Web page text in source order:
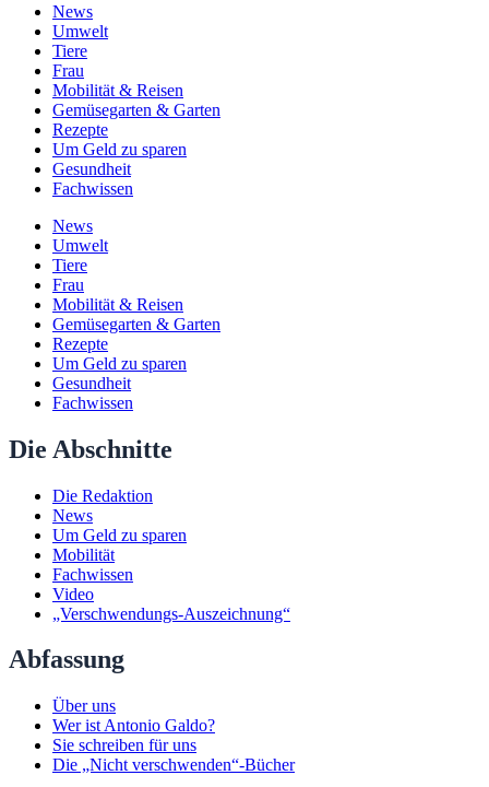
News
Umwelt
Tiere
Frau
Mobilität & Reisen
Gemüsegarten & Garten
Rezepte
Um Geld zu sparen
Gesundheit
Fachwissen
News
Umwelt
Tiere
Frau
Mobilität & Reisen
Gemüsegarten & Garten
Rezepte
Um Geld zu sparen
Gesundheit
Fachwissen
Die Abschnitte
Die Redaktion
News
Um Geld zu sparen
Mobilität
Fachwissen
Video
„Verschwendungs-Auszeichnung“
Abfassung
Über uns
Wer ist Antonio Galdo?
Sie schreiben für uns
Die „Nicht verschwenden“-Bücher